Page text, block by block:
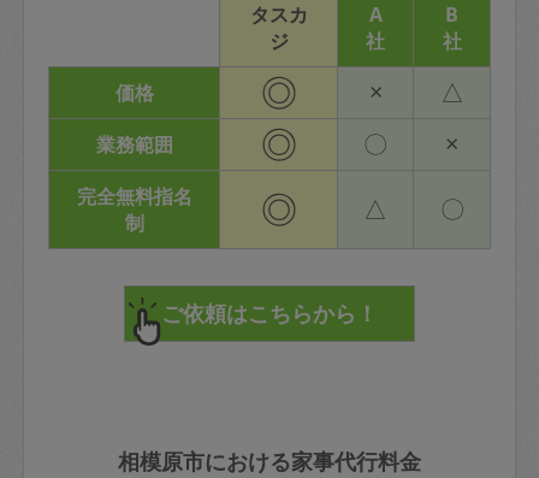
タスカ
ジ
A
社
B
社
価格
◎ × △
業務範囲 ◎ 〇 ×
完全無料指名
制
◎ △ 〇
相模原市における家事代行料金